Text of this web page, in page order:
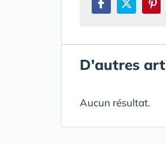
D'autres
Aucun résultat.